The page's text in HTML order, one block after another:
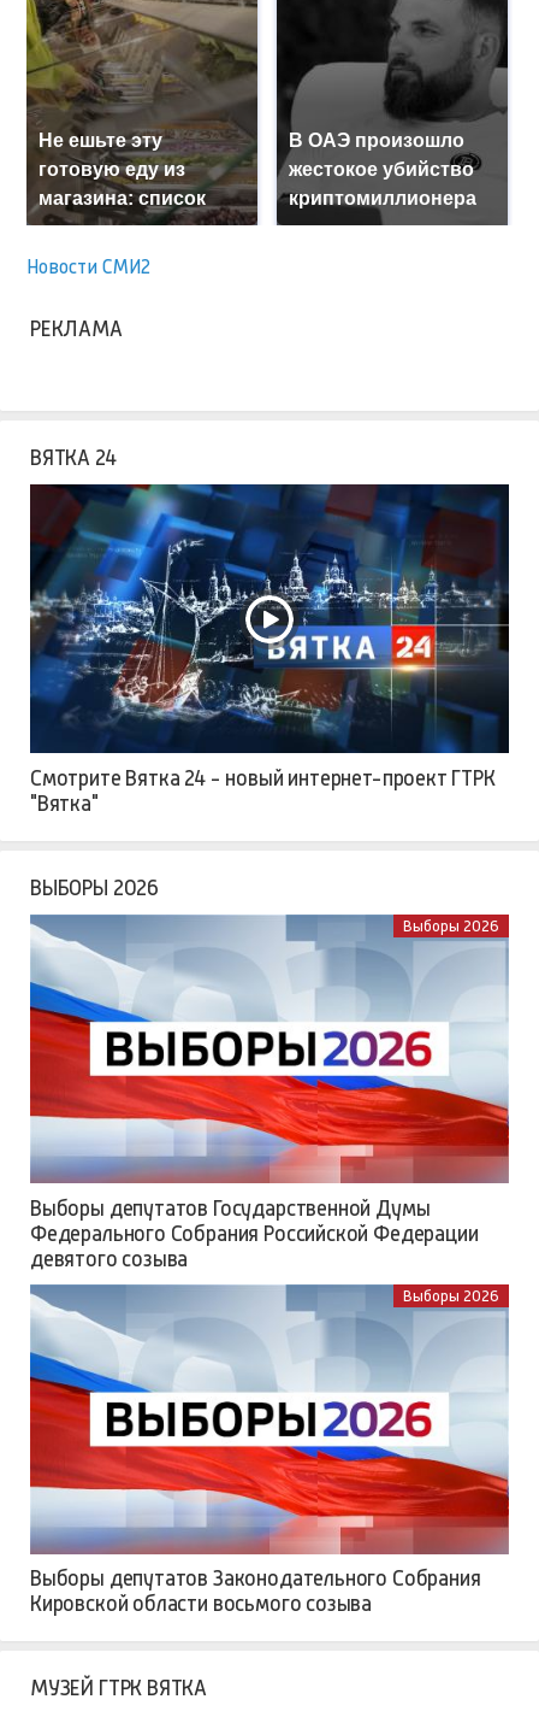
Не ешьте эту
готовую еду из
магазина: список
В ОАЭ произошло
жестокое убийство
криптомиллионера
Новости СМИ2
РЕКЛАМА
ВЯТКА 24
Смотрите Вятка 24 - новый интернет-проект ГТРК
"Вятка"
ВЫБОРЫ 2026
Выборы 2026
Выборы депутатов Государственной Думы
Федерального Собрания Российской Федерации
девятого созыва
Выборы 2026
Выборы депутатов Законодательного Собрания
Кировской области восьмого созыва
МУЗЕЙ ГТРК ВЯТКА